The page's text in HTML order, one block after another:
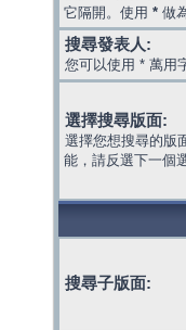
它隔開。使用 * 做
搜尋發表人:
您可以使用 * 萬用
選擇搜尋版面:
選擇您想搜尋的版
能，請反選下一個
搜尋子版面: